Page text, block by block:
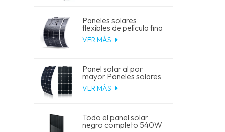
batería de litio para uso
residencial.
Paneles solares
flexibles de película fina
de 18 V y 150 W
VER MÁS
Panel solar al por
mayor Paneles solares
fotovoltaicos flexibles
monocristalinos de 100
VER MÁS
Todo el panel solar
negro completo 540W